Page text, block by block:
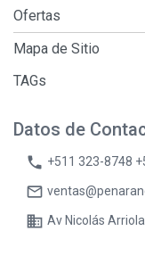
Ofertas
Mapa de Sitio
TAGs
Datos de
phone +511 323-8748
mail_outline
business Av Nicolás